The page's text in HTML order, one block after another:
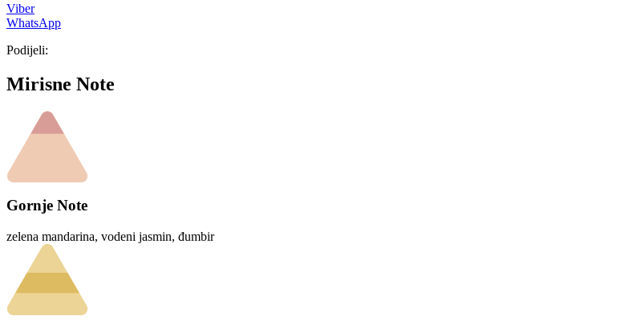
Viber
WhatsApp
Podijeli:
Mirisne Note
Gornje Note
zelena mandarina, vodeni jasmin, đumbir